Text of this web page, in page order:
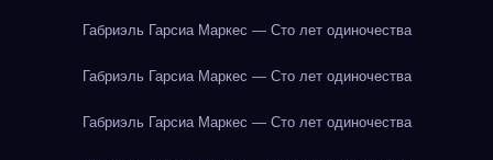
Габриэль Гарсиа Маркес — Сто лет одиночества
Габриэль Гарсиа Маркес — Сто лет одиночества
Габриэль Гарсиа Маркес — Сто лет одиночества